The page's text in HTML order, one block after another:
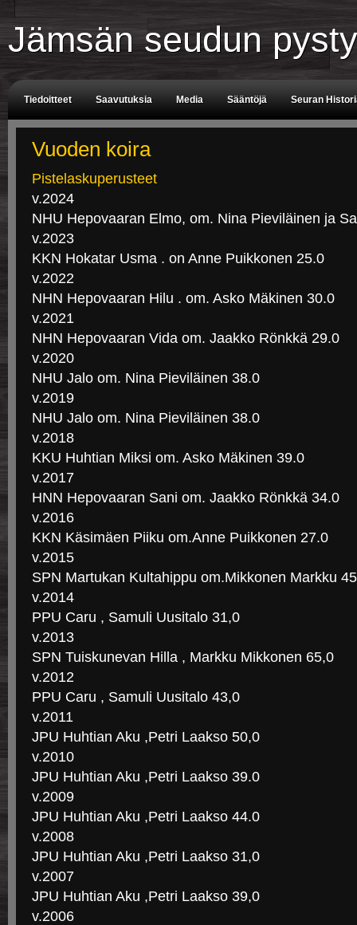
Jämsän seudun
Tiedoitteet Saavutuksia Media Sääntöjä Seuran
Tuomarit Aikataulu
Vuoden koira
Pistelaskuperusteet
v.2024
NHU Hepovaaran Elmo, om. Nina Pieviläinen ja
v.2023
KKN Hokatar Usma . on Anne Puikkonen 25.0
v.2022
NHN Hepovaaran Hilu . om. Asko Mäkinen 30.0
v.2021
NHN Hepovaaran Vida om. Jaakko Rönkkä 29.0
v.2020
NHU Jalo om. Nina Pieviläinen 38.0
v.2019
NHU Jalo om. Nina Pieviläinen 38.0
v.2018
KKU Huhtian Miksi om. Asko Mäkinen 39.0
v.2017
HNN Hepovaaran Sani om. Jaakko Rönkkä 34.0
v.2016
KKN Käsimäen Piiku om.Anne Puikkonen 27.0
v.2015
SPN Martukan Kultahippu om.Mikkonen Markku
v.2014
PPU Caru , Samuli Uusitalo 31,0
v.2013
SPN Tuiskunevan Hilla , Markku Mikkonen 65,0
v.2012
PPU Caru , Samuli Uusitalo 43,0
v.2011
JPU Huhtian Aku ,Petri Laakso 50,0
v.2010
JPU Huhtian Aku ,Petri Laakso 39.0
v.2009
JPU Huhtian Aku ,Petri Laakso 44.0
v.2008
JPU Huhtian Aku ,Petri Laakso 31,0
v.2007
JPU Huhtian Aku ,Petri Laakso 39,0
v.2006